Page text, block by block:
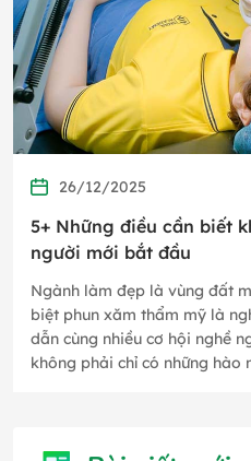
26/12/2025
5+ Những điều cần biết
người mới bắt đầu
Ngành làm đẹp là vùng đất
biệt phun xăm thẩm mỹ là
dẫn cùng nhiều cơ hội nghề
không phải chỉ có những hào